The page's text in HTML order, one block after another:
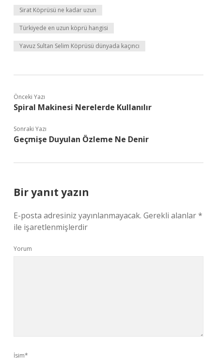
Sirat Köprüsü ne kadar uzun
Türkiyede en uzun köprü hangisi
Yavuz Sultan Selim Köprüsü dünyada kaçıncı
Önceki Yazı
Spiral Makinesi Nerelerde Kullanılır
Sonraki Yazı
Geçmişe Duyulan Özleme Ne Denir
Bir yanıt yazın
E-posta adresiniz yayınlanmayacak. Gerekli alanlar*
ile işaretlenmişlerdir
Yorum
İsim*